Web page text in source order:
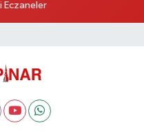
Eczaneler